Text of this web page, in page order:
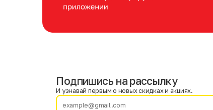
Фамилия
Подпишись на рассылку
И узнавай первым о новых скидках и акциях.